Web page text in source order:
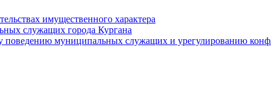
имущественного характера
служащих города Кургана
муниципальных служащих и урегулированию